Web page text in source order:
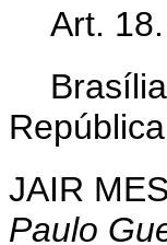
Art.
JAIR
Paulo